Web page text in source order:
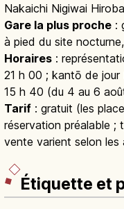
Nakaichi Nigiwai
Gare la plus proche :
à pied du site
Horaires :
21 h 00 ; kantō de
15 h 40 (du 4 au 6
Tarif : gratuit (les
réservation préalable ;
vente varient selon les
Étiquette et